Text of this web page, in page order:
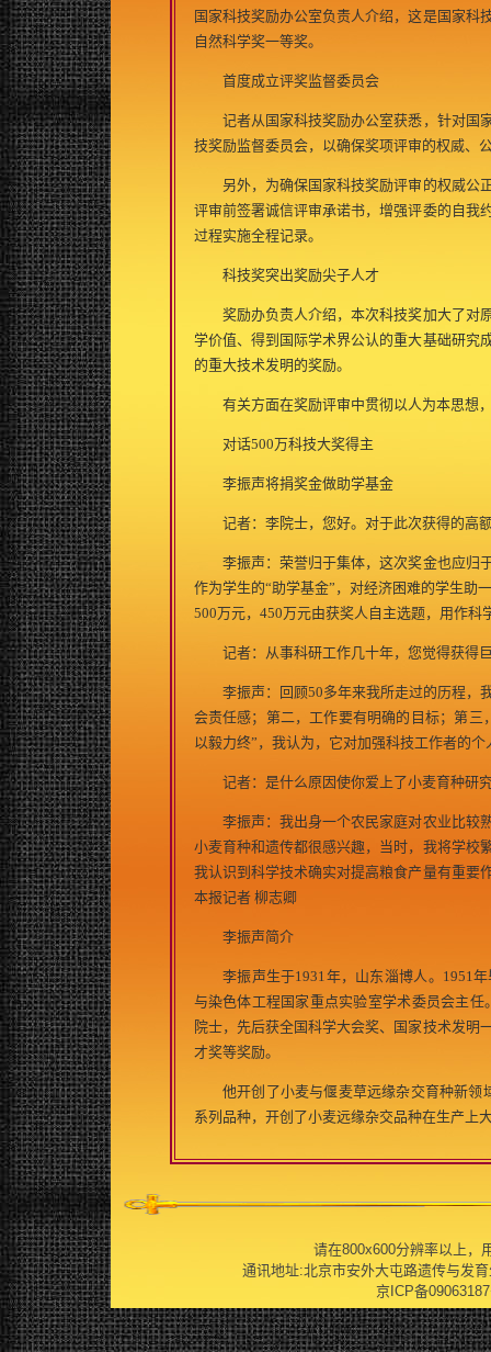
国家科技奖励办公室负责人介绍，这是国家科
自然科学奖一等奖。
首度成立评奖监督委员会
记者从国家科技奖励办公室获悉，针对国
技奖励监督委员会，以确保奖项评审的权威、
另外，为确保国家科技奖励评审的权威公
评审前签署诚信评审承诺书，增强评委的自我
过程实施全程记录。
科技奖突出奖励尖子人才
奖励办负责人介绍，本次科技奖加大了对
学价值、得到国际学术界公认的重大基础研究
的重大技术发明的奖励。
有关方面在奖励评审中贯彻以人为本思想，
对话500万科技大奖得主
李振声将捐奖金做助学基金
记者：李院士，您好。对于此次获得的高
李振声：荣誉归于集体，这次奖金也应归
作为学生的“助学基金”，对经济困难的学生助
500万元，450万元由获奖人自主选题，用作科
记者：从事科研工作几十年，您觉得获得
李振声：回顾50多年来我所走过的历程，
会责任感；第二，工作要有明确的目标；第
以毅力终”，我认为，它对加强科技工作者的
记者：是什么原因使你爱上了小麦育种研
李振声：我出身一个农民家庭对农业比较
小麦育种和遗传都很感兴趣，当时，我将学校
我认识到科学技术确实对提高粮食产量有重要
本报记者 柳志卿
李振声简介
李振声生于1931年，山东淄博人。1951年
与染色体工程国家重点实验室学术委员会主
院士，先后获全国科学大会奖、国家技术发明
才奖等奖励。
他开创了小麦与偃麦草远缘杂交育种新领
系列品种，开创了小麦远缘杂交品种在生产上
请在800x600分辨率以上，
通讯地址:北京市安外大屯路遗传与发
京ICP备